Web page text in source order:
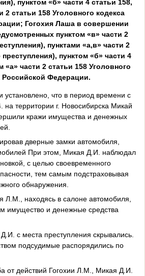
пунктом «б» части 4 статьи 158,
2 статьи 158 Уголовного кодекса
Гогохия Лаша в совершении
пунктом «в» части 2
пунктами «а,в» части 2
пунктом «б» части 4
«а» части 2 статьи 158 Уголовного
Российской Федерации.
установлено, что в период времени с
на территории г. Новосибирска Микай
кражи имущества и денежных
дверные замки автомобиля,
При этом, Микая Д.И. наблюдал
с целью своевременного
тем самым подстраховывая
обнаружения.
Л.М., находясь в салоне автомобиля,
имущество и денежные средства
с места преступления скрывались.
подсудимые распорядились по
действий Гогохии Л.М., Микая Д.И.